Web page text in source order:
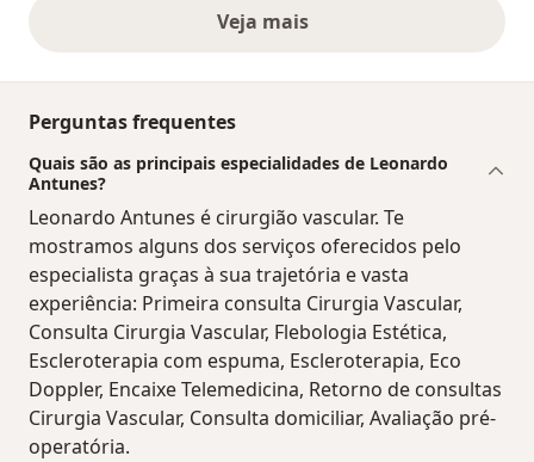
Veja maisopiniões acima
Perguntas frequentes
Quais são as principais especialidades de Leonardo
Antunes?
Leonardo Antunes é cirurgião vascular. Te
mostramos alguns dos serviços oferecidos pelo
especialista graças à sua trajetória e vasta
experiência: Primeira consulta Cirurgia Vascular,
Consulta Cirurgia Vascular, Flebologia Estética,
Escleroterapia com espuma, Escleroterapia, Eco
Doppler, Encaixe Telemedicina, Retorno de consultas
Cirurgia Vascular, Consulta domiciliar, Avaliação pré-
operatória.